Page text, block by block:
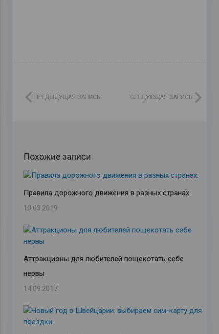
ПРЕДЫДУЩАЯ ЗАПИСЬ СЛЕДУЮЩАЯ ЗАПИСЬ
Похожие записи
Правила дорожного движения в разных странах
10.03.2019
Аттракционы для любителей пощекотать себе
нервы
14.09.2017